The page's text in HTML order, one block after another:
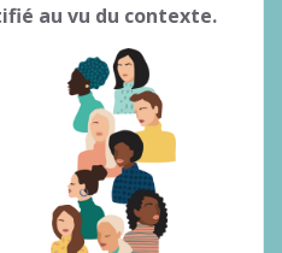
au vu du contexte.